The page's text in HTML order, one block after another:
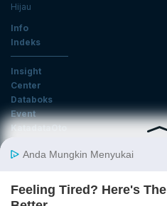
Hijau
Info
Indeks
Insight
Center
Databoks
Event
KatadataOto
Email